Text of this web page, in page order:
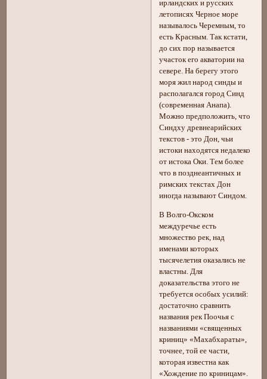
ирландских и русских
летописях Черное море
называлось Черемным, то
есть Красным. Так кстати,
до сих пор называется
участок его акватории на
севере. На берегу этого
моря жил народ синды и
располагался город Синд
(современная Анапа).
Можно предположить, что
Синдху древнеарийских
текстов - это Дон, чьи
истоки находятся недалеко
от истока Оки. Тем более
что в позднеантичных и
римских текстах Дон
иногда называют Синдом.
В Волго-Окском
междуречье есть
множество рек, над
именами которых
тысячелетия оказались не
властны. Для
доказательства этого не
требуется особых усилий:
достаточно сравнить
названия рек Поочья с
названиями «священных
криниц» «Махабхараты»,
точнее, той ее части,
которая известна как
«Хождение по криницам».